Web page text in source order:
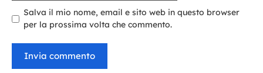
Salva il mio nome, email e sito web in questo browser
per la prossima volta che commento.